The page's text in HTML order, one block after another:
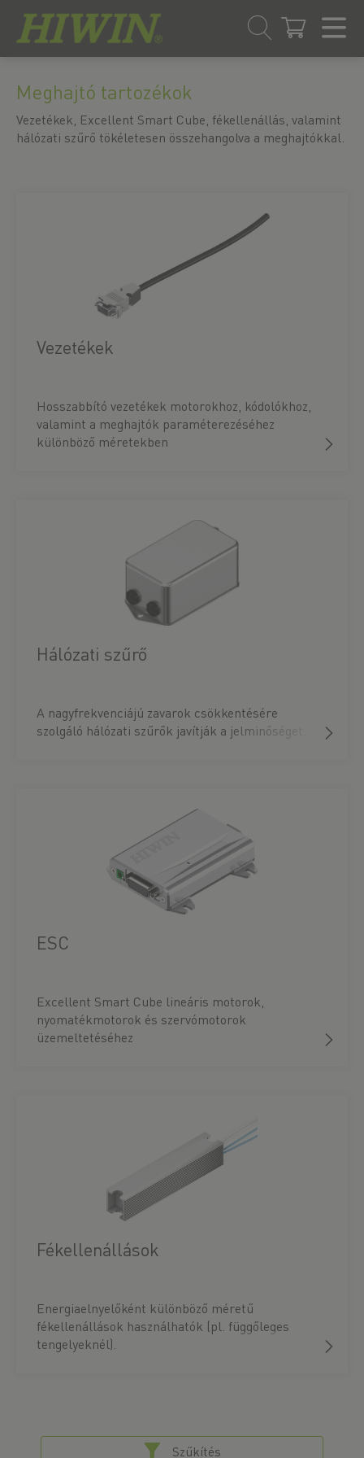
tartalomra
navigációs
menübe
Meghajtó tartozékok
Vezetékek, Excellent Smart Cube, fékellenállás, valamint
hálózati szűrő tökéletesen összehangolva a meghajtókkal.
Vezetékek
Hosszabbító vezetékek motorokhoz, kódolókhoz,
valamint a meghajtók paraméterezéséhez
különböző méretekben
Hálózati szűrő
A nagyfrekvenciájú zavarok csökkentésére
szolgáló hálózati szűrők javítják a jelminőséget.
ESC
Excellent Smart Cube lineáris motorok,
nyomatékmotorok és szervómotorok
üzemeltetéséhez
Fékellenállások
Energiaelnyelőként különböző méretű
fékellenállások használhatók (pl. függőleges
tengelyeknél).
Szűkítés